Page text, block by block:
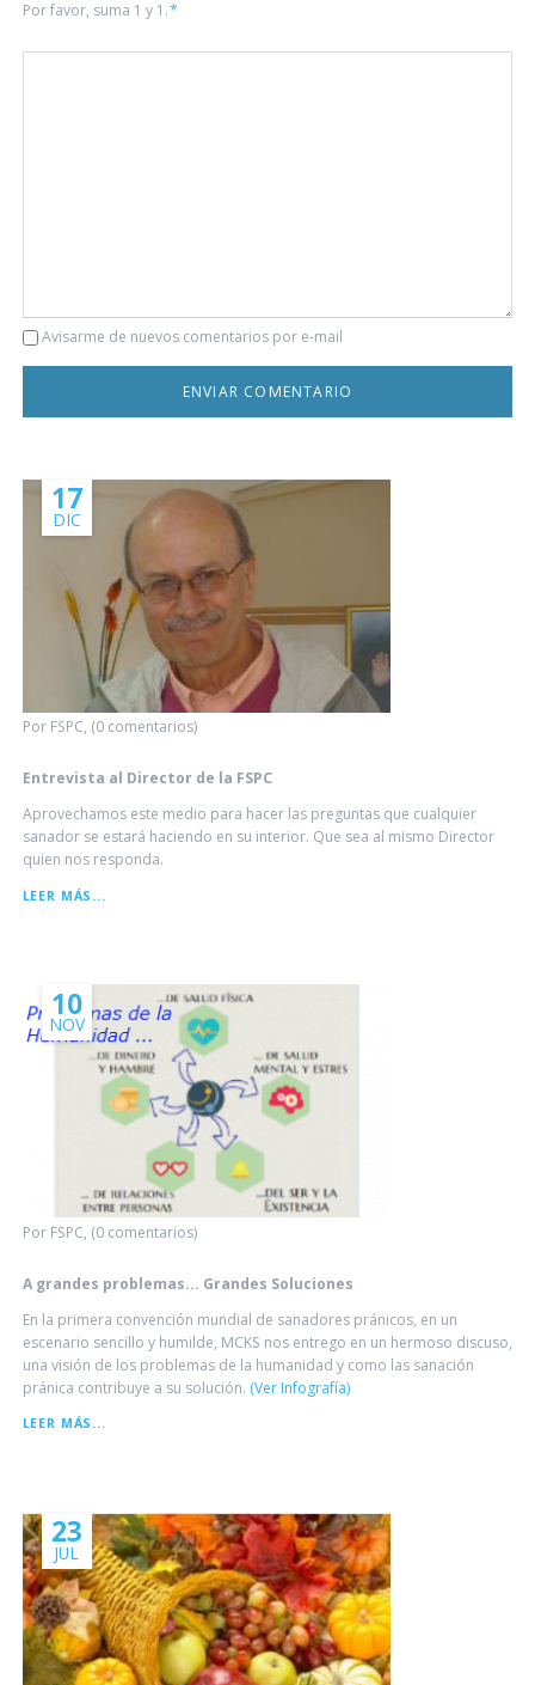
Por favor, suma 1 y 1.*
Comentario
Avisarme de nuevos comentarios por e-mail
Por FSPC, (0 comentarios)
17
DIC
Entrevista al Director de la FSPC
Aprovechamos este medio para hacer las preguntas que cualquier
sanador se estará haciendo en su interior. Que sea al mismo Director
quien nos responda.
LEER MÁS...
Por FSPC, (0 comentarios)
10
NOV
A grandes problemas... Grandes Soluciones
En la primera convención mundial de sanadores pránicos, en un
escenario sencillo y humilde, MCKS nos entrego en un hermoso discuso,
una visión de los problemas de la humanidad y como las sanación
pránica contribuye a su solución. (Ver Infografía)
LEER MÁS...
23
JUL